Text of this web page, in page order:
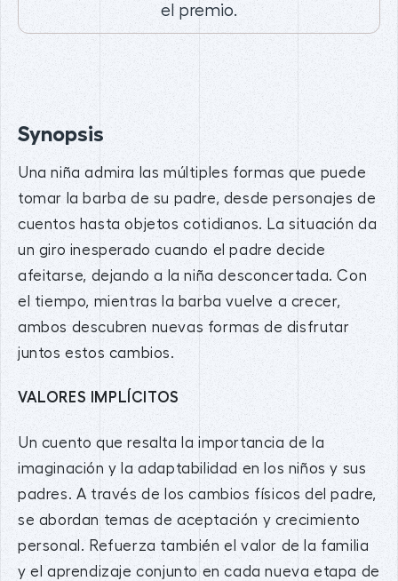
el premio.
Synopsis
Una niña admira las múltiples formas que puede
tomar la barba de su padre, desde personajes de
cuentos hasta objetos cotidianos. La situación da
un giro inesperado cuando el padre decide
afeitarse, dejando a la niña desconcertada. Con
el tiempo, mientras la barba vuelve a crecer,
ambos descubren nuevas formas de disfrutar
juntos estos cambios.
VALORES IMPLÍCITOS
Un cuento que resalta la importancia de la
imaginación y la adaptabilidad en los niños y sus
padres. A través de los cambios físicos del padre,
se abordan temas de aceptación y crecimiento
personal. Refuerza también el valor de la familia
y el aprendizaje conjunto en cada nueva etapa de